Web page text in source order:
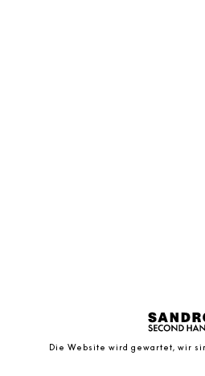
Die Website wird gewartet, wir